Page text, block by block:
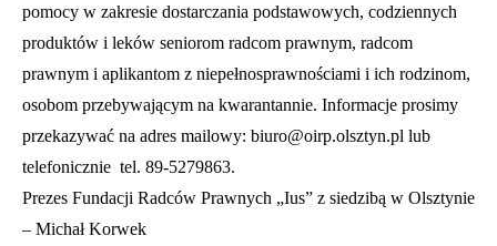
pomocy w zakresie dostarczania podstawowych, codziennych
produktów i leków seniorom radcom prawnym, radcom
prawnym i aplikantom z niepełnosprawnościami i ich rodzinom,
osobom przebywającym na kwarantannie. Informacje prosimy
przekazywać na adres mailowy: biuro@oirp.olsztyn.pl lub
telefonicznie tel. 89-5279863.
Prezes Fundacji Radców Prawnych „Ius” z siedzibą w Olsztynie
– Michał Korwek